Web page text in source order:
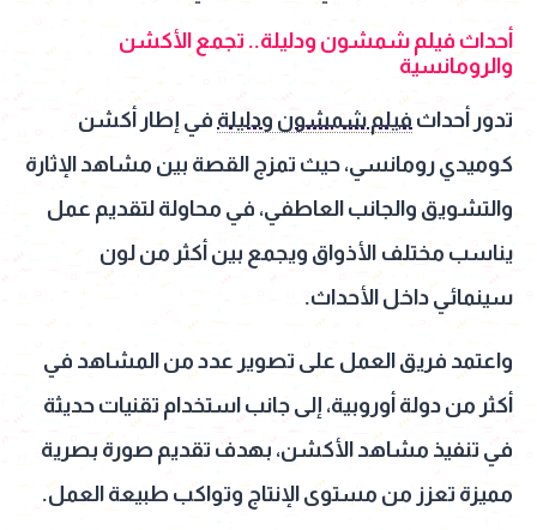
أحداث فيلم شمشون ودليلة.. تجمع الأكشن
والرومانسية
تدور أحداث فيلم شمشون ودليلة في إطار أكشن
كوميدي رومانسي، حيث تمزج القصة بين مشاهد الإثارة
والتشويق والجانب العاطفي، في محاولة لتقديم عمل
يناسب مختلف الأذواق ويجمع بين أكثر من لون
سينمائي داخل الأحداث.
واعتمد فريق العمل على تصوير عدد من المشاهد في
أكثر من دولة أوروبية، إلى جانب استخدام تقنيات حديثة
في تنفيذ مشاهد الأكشن، بهدف تقديم صورة بصرية
مميزة تعزز من مستوى الإنتاج وتواكب طبيعة العمل.